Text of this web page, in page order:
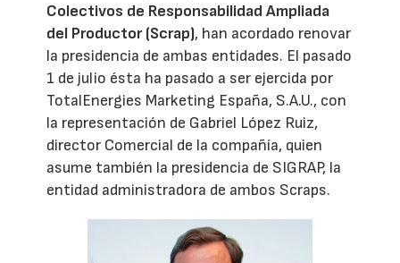
Colectivos de Responsabilidad Ampliada
del Productor (Scrap), han acordado renovar
la presidencia de ambas entidades. El pasado
1 de julio ésta ha pasado a ser ejercida por
TotalEnergies Marketing España, S.A.U., con
la representación de Gabriel López Ruiz,
director Comercial de la compañía, quien
asume también la presidencia de SIGRAP, la
entidad administradora de ambos Scraps.